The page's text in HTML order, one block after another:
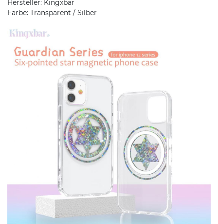
Hersteller: Kingxbar
Farbe: Transparent / Silber